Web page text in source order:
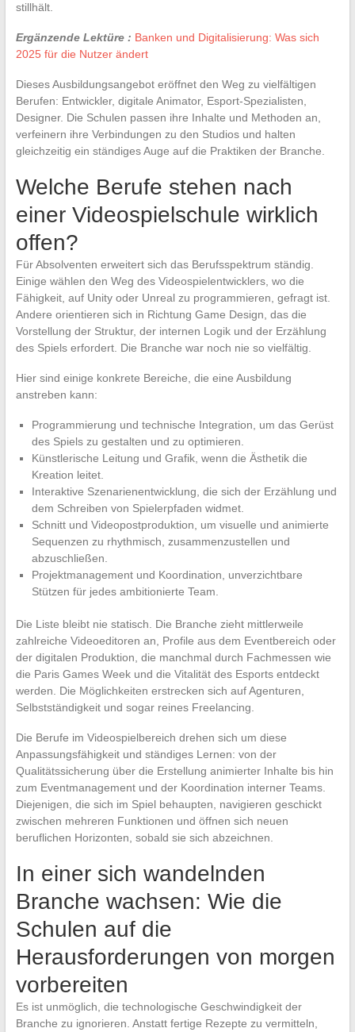
stillhält.
Ergänzende Lektüre : Banken und Digitalisierung: Was sich
2025 für die Nutzer ändert
Dieses Ausbildungsangebot eröffnet den Weg zu vielfältigen
Berufen: Entwickler, digitale Animator, Esport-Spezialisten,
Designer. Die Schulen passen ihre Inhalte und Methoden an,
verfeinern ihre Verbindungen zu den Studios und halten
gleichzeitig ein ständiges Auge auf die Praktiken der Branche.
Welche Berufe stehen nach
einer Videospielschule wirklich
offen?
Für Absolventen erweitert sich das Berufsspektrum ständig.
Einige wählen den Weg des Videospielentwicklers, wo die
Fähigkeit, auf Unity oder Unreal zu programmieren, gefragt ist.
Andere orientieren sich in Richtung Game Design, das die
Vorstellung der Struktur, der internen Logik und der Erzählung
des Spiels erfordert. Die Branche war noch nie so vielfältig.
Hier sind einige konkrete Bereiche, die eine Ausbildung
anstreben kann:
Programmierung und technische Integration, um das Gerüst
des Spiels zu gestalten und zu optimieren.
Künstlerische Leitung und Grafik, wenn die Ästhetik die
Kreation leitet.
Interaktive Szenarienentwicklung, die sich der Erzählung und
dem Schreiben von Spielerpfaden widmet.
Schnitt und Videopostproduktion, um visuelle und animierte
Sequenzen zu rhythmisch, zusammenzustellen und
abzuschließen.
Projektmanagement und Koordination, unverzichtbare
Stützen für jedes ambitionierte Team.
Die Liste bleibt nie statisch. Die Branche zieht mittlerweile
zahlreiche Videoeditoren an, Profile aus dem Eventbereich oder
der digitalen Produktion, die manchmal durch Fachmessen wie
die Paris Games Week und die Vitalität des Esports entdeckt
werden. Die Möglichkeiten erstrecken sich auf Agenturen,
Selbstständigkeit und sogar reines Freelancing.
Die Berufe im Videospielbereich drehen sich um diese
Anpassungsfähigkeit und ständiges Lernen: von der
Qualitätssicherung über die Erstellung animierter Inhalte bis hin
zum Eventmanagement und der Koordination interner Teams.
Diejenigen, die sich im Spiel behaupten, navigieren geschickt
zwischen mehreren Funktionen und öffnen sich neuen
beruflichen Horizonten, sobald sie sich abzeichnen.
In einer sich wandelnden
Branche wachsen: Wie die
Schulen auf die
Herausforderungen von morgen
vorbereiten
Es ist unmöglich, die technologische Geschwindigkeit der
Branche zu ignorieren. Anstatt fertige Rezepte zu vermitteln,